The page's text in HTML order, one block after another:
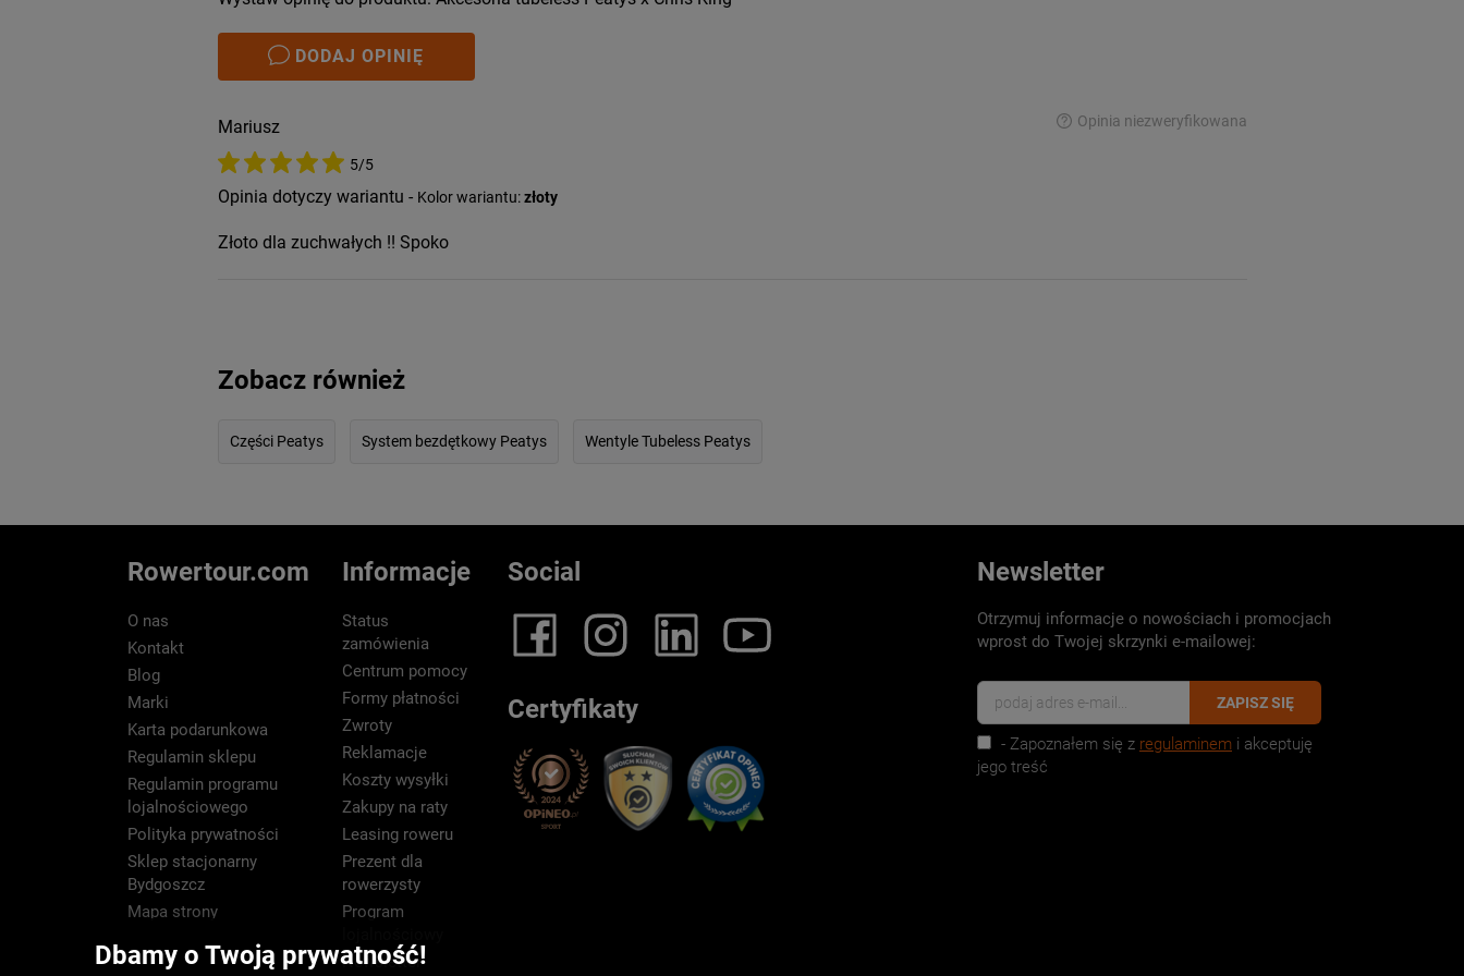
DODAJ OPINIĘ
Mariusz
5/5
Opinia niezweryfikowana
Opinia dotyczy wariantu - Kolor wariantu:złoty
Złoto dla zuchwałych !! Spoko
Zobacz również
Części Peatys System bezdętkowy Peatys Wentyle Tubeless Peatys
Rowertour.com
O nas
Kontakt
Blog
Marki
Karta podarunkowa
Regulamin sklepu
Regulamin programu
lojalnościowego
Polityka prywatności
Sklep stacjonarny
Bydgoszcz
Mapa strony
Informacje
Status
zamówienia
Centrum pomocy
Formy płatności
Zwroty
Reklamacje
Koszty wysyłki
Zakupy na raty
Leasing roweru
Prezent dla
rowerzysty
Program
Newsletter
Social
Certyfikaty
Newsletter
Otrzymuj informacje o nowościach i promocjach
wprost do Twojej skrzynki e-mailowej:
ZAPISZ SIĘ
- Zapoznałem się z regulaminem i akceptuję
jego treść
Dbamy o Twoją prywatność!